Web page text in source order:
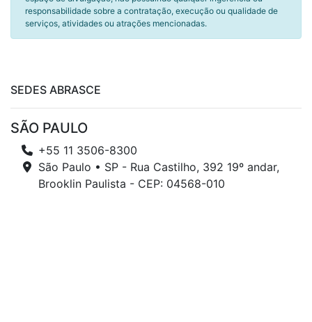
responsabilidade sobre a contratação, execução ou qualidade de
serviços, atividades ou atrações mencionadas.
SEDES ABRASCE
SÃO PAULO
+55 11 3506-8300
São Paulo • SP - Rua Castilho, 392 19º andar,
Brooklin Paulista - CEP: 04568-010